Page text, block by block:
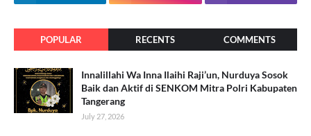
POPULAR RECENTS COMMENTS
Innalillahi Wa Inna Ilaihi Raji’un, Nurduya Sosok
Baik dan Aktif di SENKOM Mitra Polri Kabupaten
Tangerang
July 27, 2026